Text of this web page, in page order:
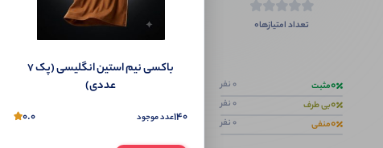
تعداد امتیازها0
0مثبت 0 نفر
0بی طرف 0 نفر
0منفی 0 نفر
باکسی نیم استین انگلیسی (پک 7
عددی)
140عدد موجود 0.0